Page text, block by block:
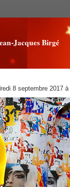
Jacques Birgé
8 septembre 2017